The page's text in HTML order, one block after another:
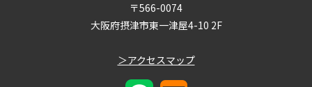
〒566-0074
大阪府摂津市東一津屋4-10 2F
＞アクセスマップ